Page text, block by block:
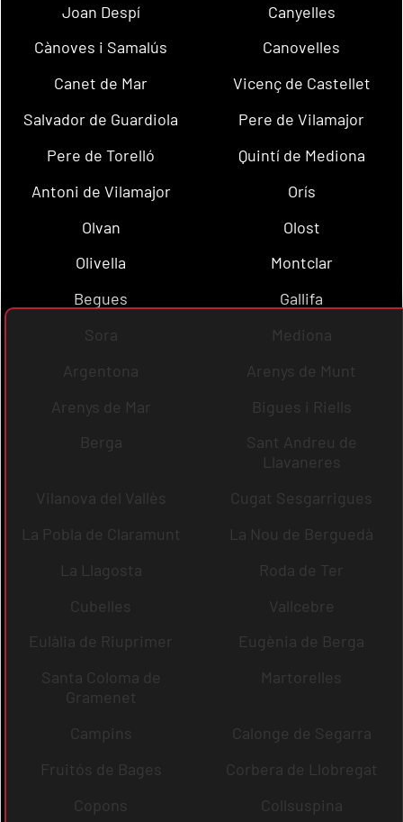
Joan Despí
Canyelles
Cànoves i Samalús
Canovelles
Canet de Mar
Vicenç de Castellet
Salvador de Guardiola
Pere de Vilamajor
Pere de Torelló
Quintí de Mediona
Antoni de Vilamajor
Orís
Olvan
Olost
Olivella
Montclar
Begues
Gallifa
Sora
Mediona
Argentona
Arenys de Munt
Arenys de Mar
Bigues i Riells
Berga
Sant Andreu de
Llavaneres
Vilanova del Vallès
Cugat Sesgarrigues
La Pobla de Claramunt
La Nou de Berguedà
La Llagosta
Roda de Ter
Cubelles
Vallcebre
Eulàlia de Riuprimer
Eugènia de Berga
Santa Coloma de
Gramenet
Martorelles
Campins
Calonge de Segarra
Fruitós de Bages
Corbera de Llobregat
Copons
Collsuspina